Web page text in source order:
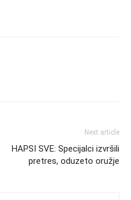
Next article
HAPSI SVE: Specijalci izvršili
pretres, oduzeto oružje